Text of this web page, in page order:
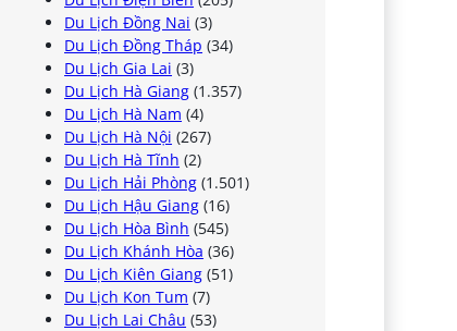
Du Lịch Đồng Nai (3)
Du Lịch Đồng Tháp (34)
Du Lịch Gia Lai (3)
Du Lịch Hà Giang (1.357)
Du Lịch Hà Nam (4)
Du Lịch Hà Nội (267)
Du Lịch Hà Tĩnh (2)
Du Lịch Hải Phòng (1.501)
Du Lịch Hậu Giang (16)
Du Lịch Hòa Bình (545)
Du Lịch Khánh Hòa (36)
Du Lịch Kiên Giang (51)
Du Lịch Kon Tum (7)
Du Lịch Lai Châu (53)